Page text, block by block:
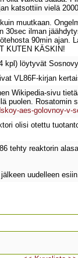
katsottiin vielä
muutkaan.
30sec ilman
90min ajan.
KUTEN KÄSKIN!
kpl) löytyvät
VL86F-kirjan
Wikipedia-sivu
puolen. Rosatomin
aes-golovnoy-v-
olisi otettu
tehty reaktorin
uudelleen